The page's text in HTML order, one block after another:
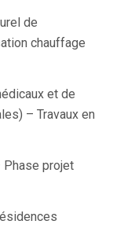
de
chauffage
et de
– Travaux en
Phase projet